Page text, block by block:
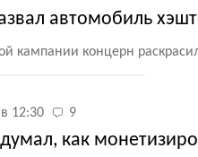
автомобиль
кампании концерн
12:30 9
как